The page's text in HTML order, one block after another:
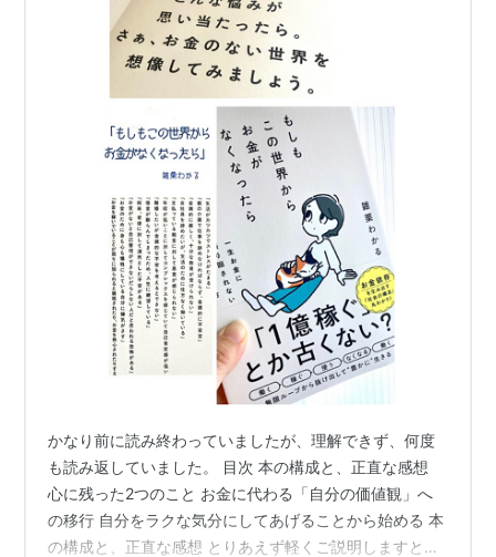
かなり前に読み終わっていましたが、理解できず、何度
も読み返していました。 目次 本の構成と、正直な感想
心に残った2つのこと お金に代わる「自分の価値観」へ
の移行 自分をラクな気分にしてあげることから始める 本
の構成と、正直な感想 とりあえず軽くご説明しますと、